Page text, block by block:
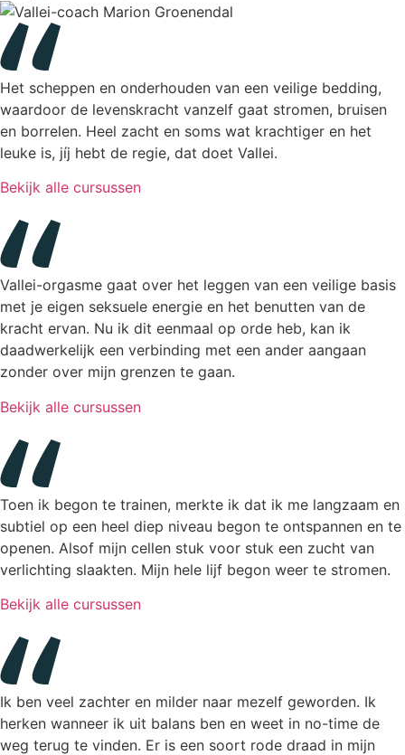
Het scheppen en onderhouden van een veilige bedding,
waardoor de levenskracht vanzelf gaat stromen, bruisen
en borrelen. Heel zacht en soms wat krachtiger en het
leuke is, jíj hebt de regie, dat doet Vallei.
Bekijk alle cursussen
Vallei-orgasme gaat over het leggen van een veilige basis
met je eigen seksuele energie en het benutten van de
kracht ervan. Nu ik dit eenmaal op orde heb, kan ik
daadwerkelijk een verbinding met een ander aangaan
zonder over mijn grenzen te gaan.
Bekijk alle cursussen
Toen ik begon te trainen, merkte ik dat ik me langzaam en
subtiel op een heel diep niveau begon te ontspannen en te
openen. Alsof mijn cellen stuk voor stuk een zucht van
verlichting slaakten. Mijn hele lijf begon weer te stromen.
Bekijk alle cursussen
Ik ben veel zachter en milder naar mezelf geworden. Ik
herken wanneer ik uit balans ben en weet in no-time de
weg terug te vinden. Er is een soort rode draad in mijn